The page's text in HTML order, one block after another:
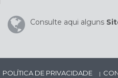
Consulte aqui alguns
POLÍTICA DE PRIVACIDADE |